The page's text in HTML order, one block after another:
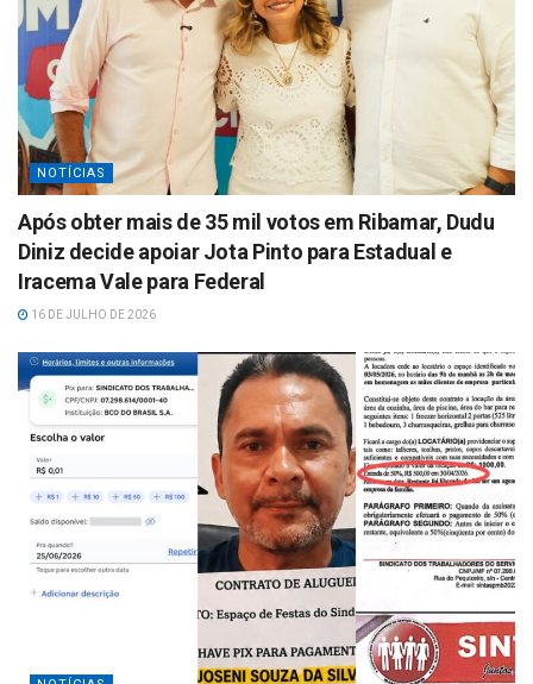
NOTÍCIAS
Após obter mais de 35 mil votos em Ribamar, Dudu
Diniz decide apoiar Jota Pinto para Estadual e
Iracema Vale para Federal
16 DE JULHO DE 2026